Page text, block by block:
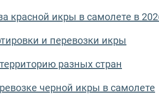
красной икры в самолете в
и перевозки икры
разных стран
черной икры в самолете